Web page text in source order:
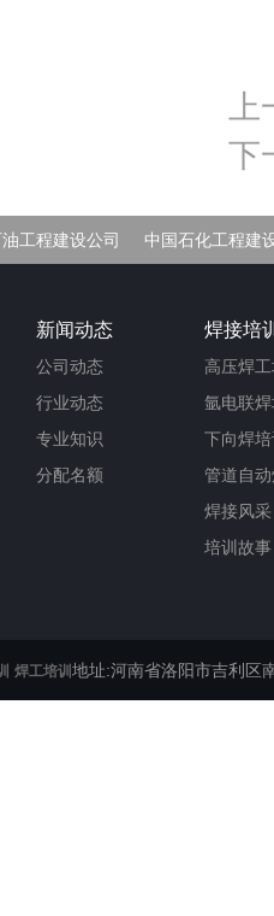
上
下
工程建设公司 中国石化工程建
新闻动态
公司动态
行业动态
专业知识
分配名额
焊接培训
高压焊工
氩电联焊
下向焊培
管道自
焊接风采
培训故事
地址:河南省洛阳市吉利区
焊工培训